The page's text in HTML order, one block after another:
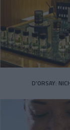
D’ORSAY: